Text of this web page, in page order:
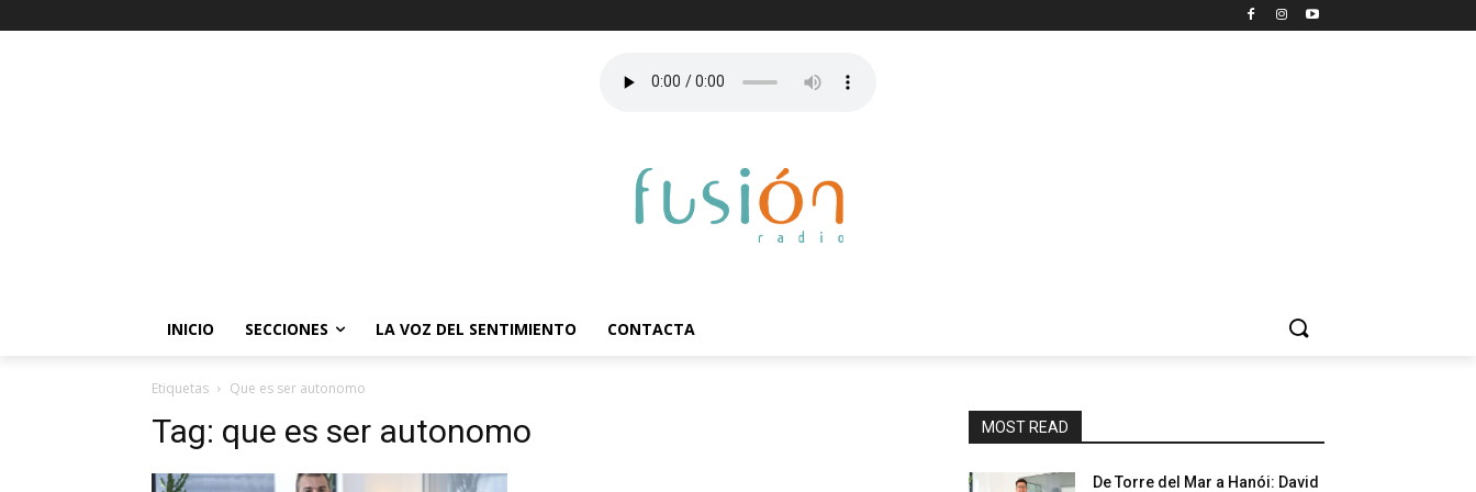
INICIO SECCIONES LA VOZ DEL SENTIMIENTO CONTACTA
Etiquetas Que es ser autonomo
Tag: que es ser autonomo MOST READ
De Torre del Mar a Hanói: David